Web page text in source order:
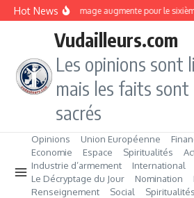
Aller au contenu
Hot NewsLe chômage augmente pour le
Vudailleurs.com
Les opinions sont
mais les faits sont
sacrés
Opinions Union Européenne
Economie
Espace Spiritualités
Industrie d’armement
International
Le Décryptage du Jour
Nomination
Renseignement
Social Spiritualités